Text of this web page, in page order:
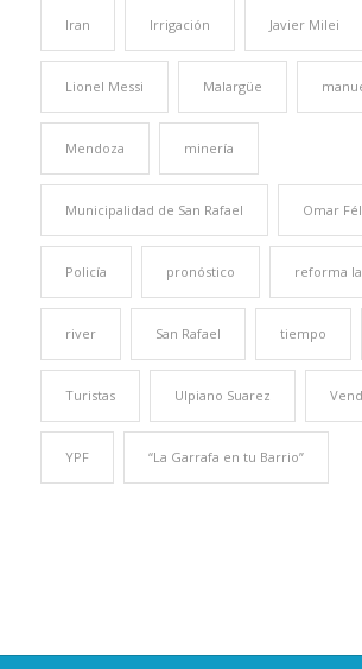
Iran Irrigación Javier Milei
Lionel Messi Malargüe
Mendoza minería
Municipalidad de San Rafael Omar
Policía pronóstico reforma
river San Rafael tiempo
Turistas Ulpiano Suarez
YPF “La Garrafa en tu Barrio”